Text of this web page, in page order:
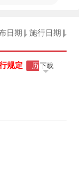
日期 施行日期
规定 历 下载